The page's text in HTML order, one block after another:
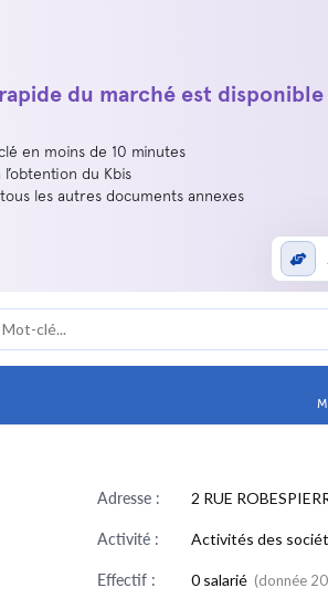
du marché est disponible
en moins de 10 minutes
du Kbis
les autres documents annexes
Adresse : 2 RUE
Activité : Activités des
Effectif : 0 salarié (donnée